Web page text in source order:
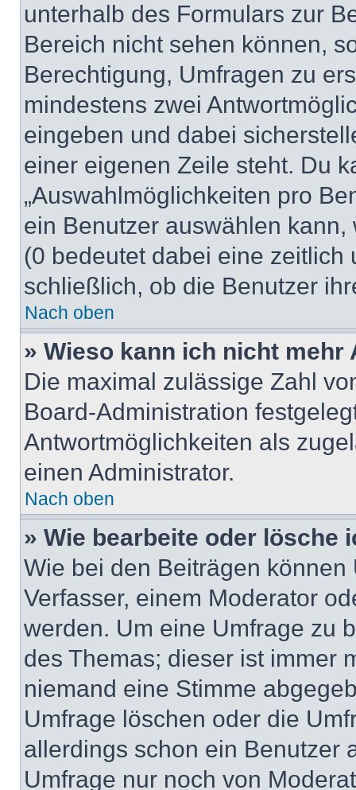
unterhalb des Formulars zur
Bereich nicht sehen können,
Berechtigung, Umfragen zu
mindestens zwei
eingeben und dabei
einer eigenen Zeile steht. Du
„Auswahlmöglichkeiten pro
ein Benutzer auswählen
(0 bedeutet dabei eine
schließlich, ob die Benutzer
Nach oben
» Wieso kann ich nicht
Die maximal zulässige Zahl
Board-Administration
Antwortmöglichkeiten als
einen Administrator.
Nach oben
» Wie bearbeite oder lösche
Wie bei den Beiträgen
Verfasser, einem Moderator
werden. Um eine Umfrage zu
des Themas; dieser ist immer
niemand eine Stimme
Umfrage löschen oder die
allerdings schon ein Benutzer
Umfrage nur noch von